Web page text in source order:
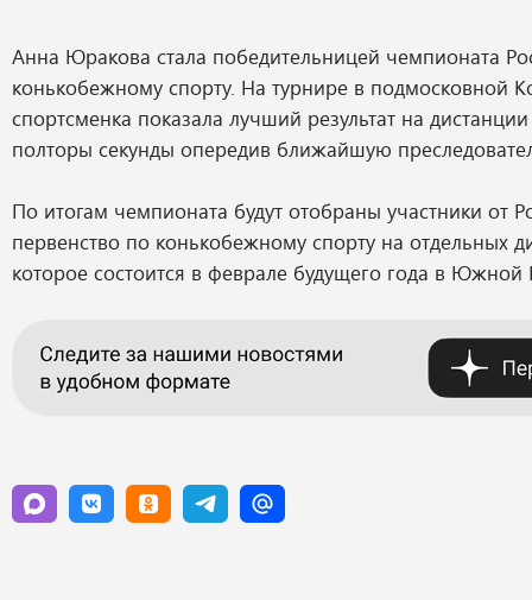
Анна Юракова стала победительницей чемпионата
конькобежному спорту. На турнире в подмосковной
спортсменка показала лучший результат на
полторы секунды опередив ближайшую
По итогам чемпионата будут отобраны участники от
первенство по конькобежному спорту на отдельных
которое состоится в феврале будущего года в Южной